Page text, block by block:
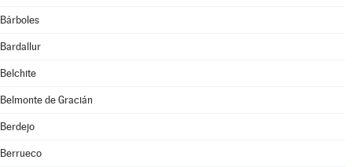
Bárboles
Bardallur
Belchite
Belmonte de Gracián
Berdejo
Berrueco